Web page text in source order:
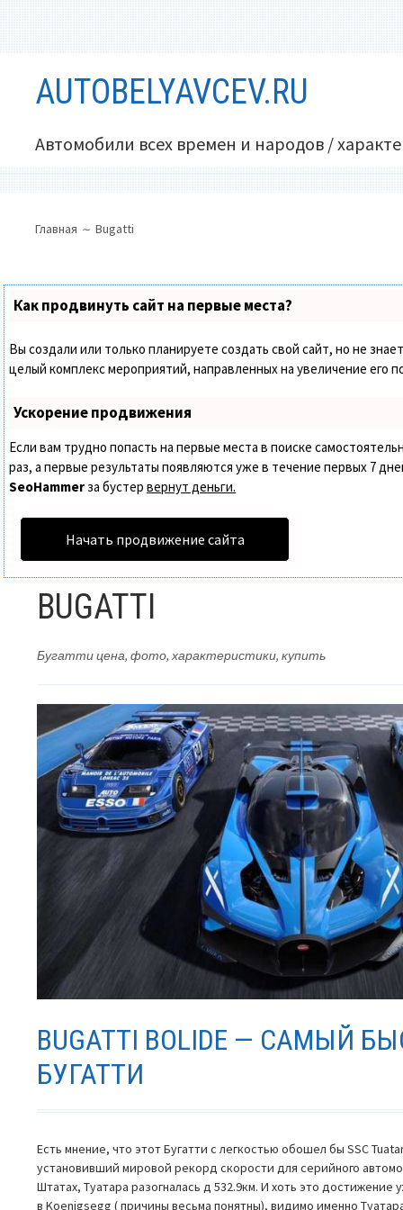
содержимомуAUTOBELYAVCEV.RU
Автомобили всех времен и народов /
МЕНЮ
САЙТЕ
(ХЛЕБНЫЕ
КРОШКИ)
Главная Bugatti
Как продвинуть сайт на первые места?
Вы создали или только планируете создать свой сайт, но не
целый комплекс мероприятий, направленных на увеличение его
Ускорение продвижения
Если вам трудно попасть на первые места в поиске
раз, а первые результаты появляются уже в течение первых 7
SeoHammerза бустервернут деньги.
Начать продвижение сайта
BUGATTI
Бугатти цена, фото, характеристики, купить
BUGATTI BOLIDE — САМЫЙ
БУГАТТИ
Есть мнение, что этот Бугатти с легкостью обошел бы SSC
установивший мировой рекорд скорости для серийного
Штатах, Туатара разогналась д 532.9км. И хоть это
в Koenigsegg ( причины весьма понятны), видимо именно